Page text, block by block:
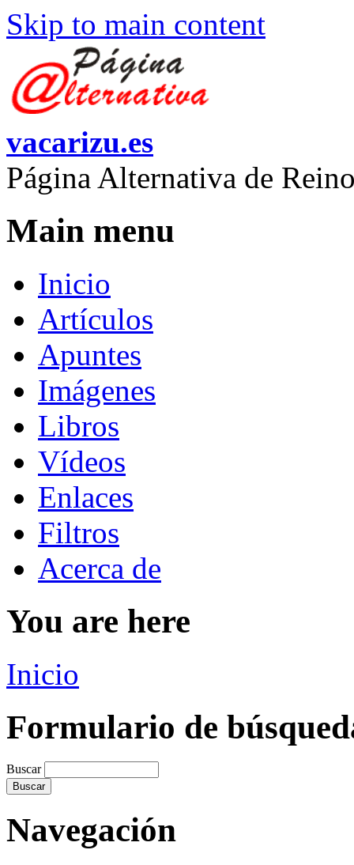
Skip to main content
vacarizu.es
Página Alternativa de
Main menu
Inicio
Artículos
Apuntes
Imágenes
Libros
Vídeos
Enlaces
Filtros
Acerca de
You are here
Inicio
Formulario de
Buscar
Navegación